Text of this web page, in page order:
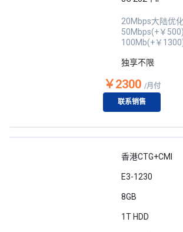
20Mbps大陆优
50Mbps(+￥500)
100Mb(+￥
独享不限
￥2300 /月付
联系销售
香港CTG+CMI
E3-1230
8GB
1T HDD